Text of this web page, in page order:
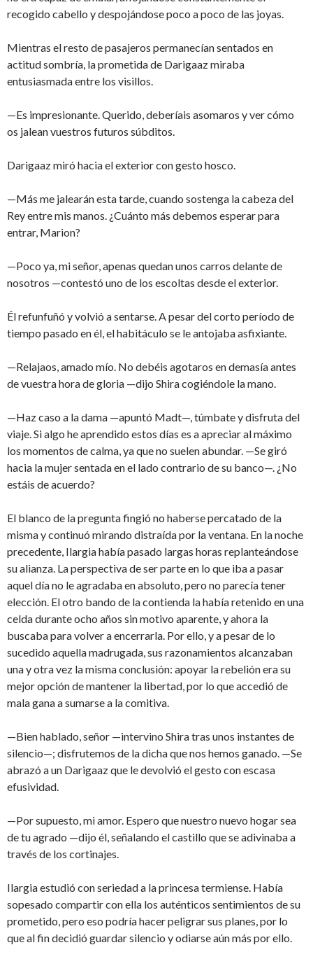
recogido cabello y despojándose poco a poco de las joyas.
Mientras el resto de pasajeros permanecían sentados en
actitud sombría, la prometida de Darigaaz miraba
entusiasmada entre los visillos.
—Es impresionante. Querido, deberíais asomaros y ver cómo
os jalean vuestros futuros súbditos.
Darigaaz miró hacia el exterior con gesto hosco.
—Más me jalearán esta tarde, cuando sostenga la cabeza del
Rey entre mis manos. ¿Cuánto más debemos esperar para
entrar, Marion?
—Poco ya, mi señor, apenas quedan unos carros delante de
nosotros —contestó uno de los escoltas desde el exterior.
Él refunfuñó y volvió a sentarse. A pesar del corto período de
tiempo pasado en él, el habitáculo se le antojaba asfixiante.
—Relajaos, amado mío. No debéis agotaros en demasía antes
de vuestra hora de gloria —dijo Shira cogiéndole la mano.
—Haz caso a la dama —apuntó Madt—, túmbate y disfruta del
viaje. Si algo he aprendido estos días es a apreciar al máximo
los momentos de calma, ya que no suelen abundar. —Se giró
hacia la mujer sentada en el lado contrario de su banco—. ¿No
estáis de acuerdo?
El blanco de la pregunta fingió no haberse percatado de la
misma y continuó mirando distraída por la ventana. En la noche
precedente, Ilargia había pasado largas horas replanteándose
su alianza. La perspectiva de ser parte en lo que iba a pasar
aquel día no le agradaba en absoluto, pero no parecía tener
elección. El otro bando de la contienda la había retenido en una
celda durante ocho años sin motivo aparente, y ahora la
buscaba para volver a encerrarla. Por ello, y a pesar de lo
sucedido aquella madrugada, sus razonamientos alcanzaban
una y otra vez la misma conclusión: apoyar la rebelión era su
mejor opción de mantener la libertad, por lo que accedió de
mala gana a sumarse a la comitiva.
—Bien hablado, señor —intervino Shira tras unos instantes de
silencio—; disfrutemos de la dicha que nos hemos ganado. —Se
abrazó a un Darigaaz que le devolvió el gesto con escasa
efusividad.
—Por supuesto, mi amor. Espero que nuestro nuevo hogar sea
de tu agrado —dijo él, señalando el castillo que se adivinaba a
través de los cortinajes.
Ilargia estudió con seriedad a la princesa termiense. Había
sopesado compartir con ella los auténticos sentimientos de su
prometido, pero eso podría hacer peligrar sus planes, por lo
que al fin decidió guardar silencio y odiarse aún más por ello.